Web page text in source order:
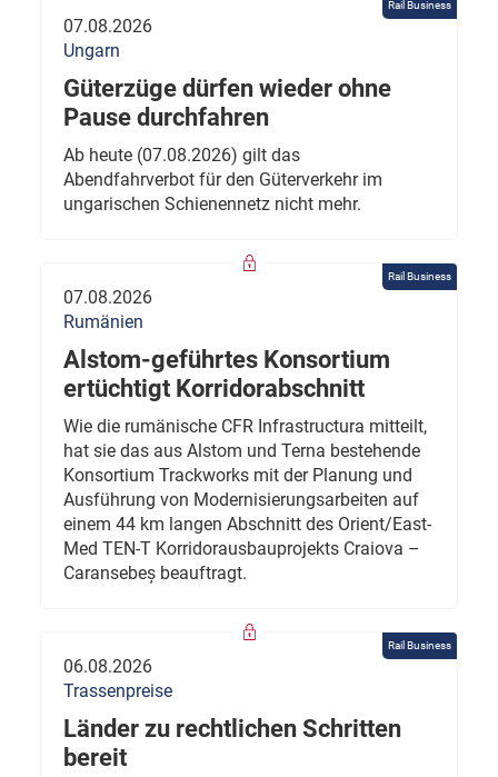
Rail Business
07.08.2026
Ungarn
Güterzüge dürfen wieder ohne
Pause durchfahren
Ab heute (07.08.2026) gilt das
Abendfahrverbot für den Güterverkehr im
ungarischen Schienennetz nicht mehr.
Rail Business
07.08.2026
Rumänien
Alstom-geführtes Konsortium
ertüchtigt Korridorabschnitt
Wie die rumänische CFR Infrastructura mitteilt,
hat sie das aus Alstom und Terna bestehende
Konsortium Trackworks mit der Planung und
Ausführung von Modernisierungsarbeiten auf
einem 44 km langen Abschnitt des Orient/East-
Med TEN-T Korridorausbauprojekts Craiova –
Caransebeș beauftragt.
Rail Business
06.08.2026
Trassenpreise
Länder zu rechtlichen Schritten
bereit